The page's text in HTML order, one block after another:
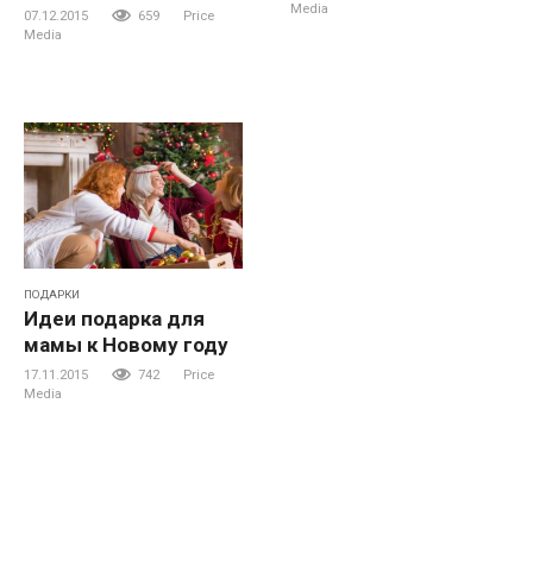
07.12.2015 659
Price
Media
Media
ПОДАРКИ
Идеи подарка для
мамы к Новому году
17.11.2015 742
Price
Media